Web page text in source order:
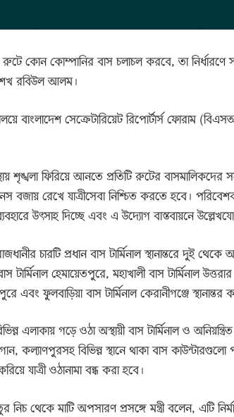
কোন কোম্পানির বাস চলাচল করবে, তা
রবিউল আলম।
বাংলাদেশ সেক্রেটারিয়েট রিপোর্টার্স ফোরাম
শৃঙ্খলা ফিরিয়ে আনতে প্রতিটি রুটের
বজায় রেখে যাত্রীসেবা নিশ্চিত করতে হবে।
উৎসাহ দিচ্ছে এবং এ উদ্যোগ বাস্তবায়নে
চারটি প্রধান বাস টার্মিনাল স্থানান্তরে দুই
টার্মিনাল হেমায়েতপুরে, মহাখালী বাস টার্মিনাল
এবং ফুলবাড়িয়া বাস টার্মিনাল কেরানীগঞ্জে স্থানান্তর
এলাকায় গড়ে ওঠা অস্থায়ী বাস টার্মিনাল ও
কল্যাণপুরসহ বিভিন্ন স্থানে থাকা বাস কাউন্টারগুলো
যাত্রী ওঠানামা বন্ধ করা হবে।
নিচ থেকে মাটি অপসারণ প্রসঙ্গে মন্ত্রী বলেন, এটি